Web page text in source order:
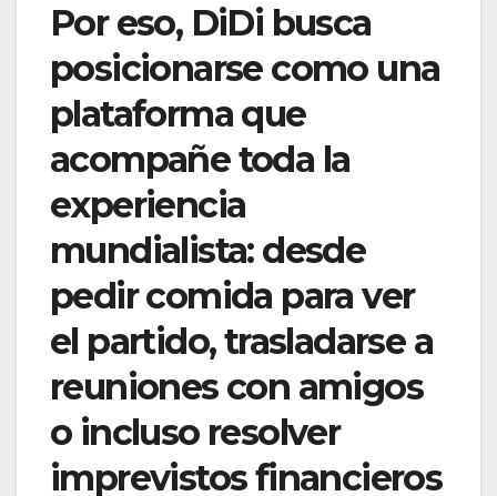
Por eso, DiDi busca
posicionarse como una
plataforma que
acompañe toda la
experiencia
mundialista: desde
pedir comida para ver
el partido, trasladarse a
reuniones con amigos
o incluso resolver
imprevistos financieros